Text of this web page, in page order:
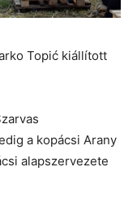
Topić kiállított
a kopácsi Arany
alapszervezete